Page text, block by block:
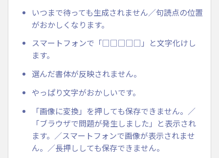
いつまで待っても生成されません／句読点の位置
がおかしくなります。
スマートフォンで「□□□□□」と文字化けし
ます。
選んだ書体が反映されません。
やっぱり文字がおかしいです。
「画像に変換」を押しても保存できません。／
「ブラウザで問題が発生しました」と表示され
ます。／スマートフォンで画像が表示されませ
ん。／長押ししても保存できません。